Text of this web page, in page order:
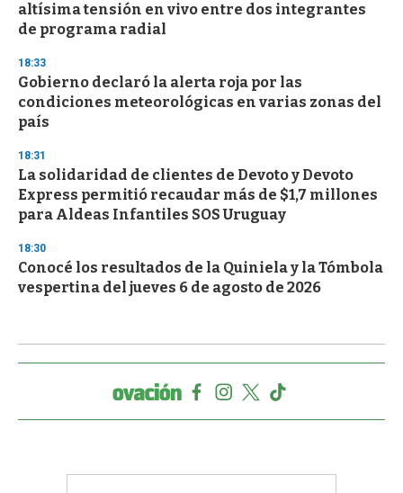
altísima tensión en vivo entre dos integrantes
de programa radial
18:33
Gobierno declaró la alerta roja por las
condiciones meteorológicas en varias zonas del
país
18:31
La solidaridad de clientes de Devoto y Devoto
Express permitió recaudar más de $1,7 millones
para Aldeas Infantiles SOS Uruguay
18:30
Conocé los resultados de la Quiniela y la Tómbola
vespertina del jueves 6 de agosto de 2026